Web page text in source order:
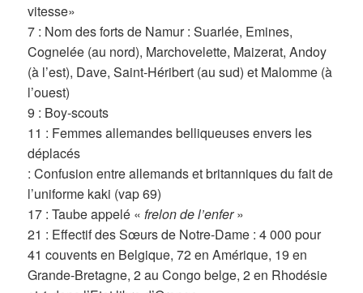
vitesse»
7 : Nom des forts de Namur : Suarlée, Emines,
Cognelée (au nord), Marchovelette, Maizerat, Andoy
(à l’est), Dave, Saint-Héribert (au sud) et Malomme (à
l’ouest)
9 : Boy-scouts
11 : Femmes allemandes belliqueuses envers les
déplacés
: Confusion entre allemands et britanniques du fait de
l’uniforme kaki (vap 69)
17 : Taube appelé «frelon de l’enfer»
21 : Effectif des Sœurs de Notre-Dame : 4 000 pour
41 couvents en Belgique, 72 en Amérique, 19 en
Grande-Bretagne, 2 au Congo belge, 2 en Rhodésie